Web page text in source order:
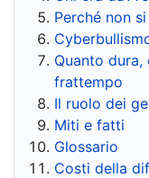
Perché non
Quanto dura,
frattempo
Il ruolo dei
Miti e fatti
Glossario
Costi della